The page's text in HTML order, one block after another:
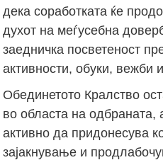
дека соработката ќе
духот на меѓусебна
заедничка посветеност
активности, обуки, вежби
Обединетото Кралство
во областа на одбраната,
активно да придонесува
зајакнување и